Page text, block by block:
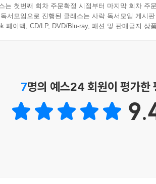
는 첫번째 회차 주문확정 시점부터 마지막 회차 주
서모임으로 진행된 클래스는 사락 독서모임 게시
페이백, CD/LP, DVD/Blu-ray, 패션 및 판매금지 상
7명의 예스24 회원이 평가한